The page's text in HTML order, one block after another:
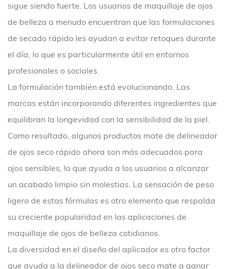
sigue siendo fuerte. Los usuarios de maquillaje de ojos
de belleza a menudo encuentran que las formulaciones
de secado rápido les ayudan a evitar retoques durante
el día, lo que es particularmente útil en entornos
profesionales o sociales.
La formulación también está evolucionando. Las
marcas están incorporando diferentes ingredientes que
equilibran la longevidad con la sensibilidad de la piel.
Como resultado, algunos productos mate de delineador
de ojos seco rápido ahora son más adecuados para
ojos sensibles, lo que ayuda a los usuarios a alcanzar
un acabado limpio sin molestias. La sensación de peso
ligero de estas fórmulas es otro elemento que respalda
su creciente popularidad en las aplicaciones de
maquillaje de ojos de belleza cotidianos.
La diversidad en el diseño del aplicador es otro factor
que ayuda a la delineador de ojos seco mate a ganar